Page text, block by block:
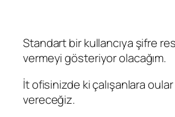
Standart bir kullancıya şifre
vermeyi gösteriyor olacağım.
İt ofisinizde ki çalışanlara
vereceğiz.